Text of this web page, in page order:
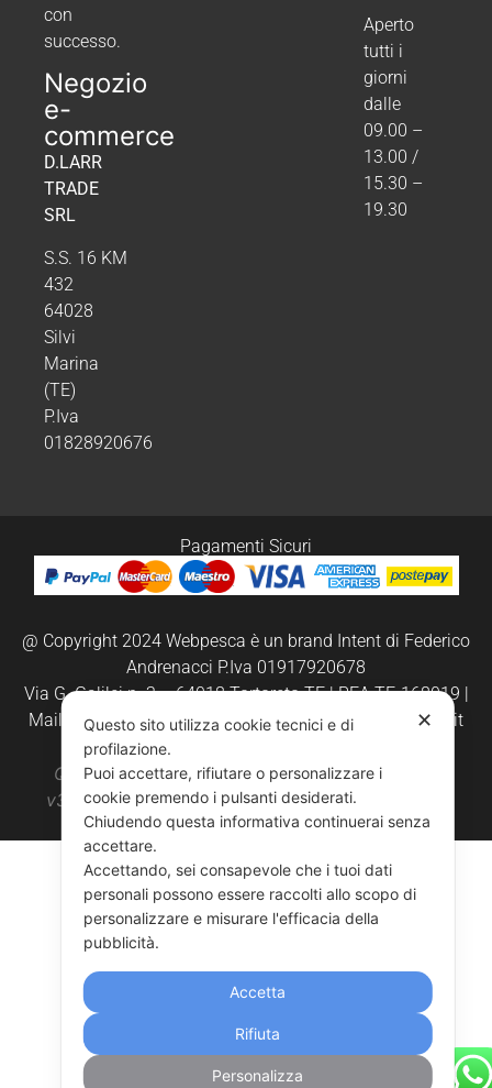
con
successo.
Negozio
e-
commerce
D.LARR
TRADE
SRL
S.S. 16 KM
432
64028
Silvi
Marina
(TE)
P.Iva
01828920676
Aperto
tutti i
giorni
dalle
09.00 –
13.00 /
15.30 –
19.30
Pagamenti Sicuri
@ Copyright 2024 Webpesca è un brand Intent di Federico
Andrenacci P.Iva 01917920678
Via G. Galilei n. 2 – 64018 Tortoreto TE | REA TE-168019 |
Mail:
info@webpesca.it| Pec:federicoandrenacci@pec.it
Questo sito è protetto da Google reCAPTCHA
v3,
Privacy PolicyeTerms of Servicedi Google.
✕
Questo sito utilizza cookie tecnici e di
profilazione.
Puoi accettare, rifiutare o personalizzare i
cookie premendo i pulsanti desiderati.
Chiudendo questa informativa continuerai senza
accettare.
Accettando, sei consapevole che i tuoi dati
personali possono essere raccolti allo scopo di
personalizzare e misurare l'efficacia della
pubblicità.
Accetta
Rifiuta
Personalizza